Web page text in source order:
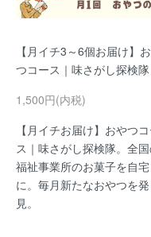
【月イチ3～6個お届け】
つコース｜味さがし探検隊
1,500円(内税)
【月イチお届け】おやつ
ス｜味さがし探検隊。全
福祉事業所のお菓子を自宅
に。毎月新たなおやつを発
見。